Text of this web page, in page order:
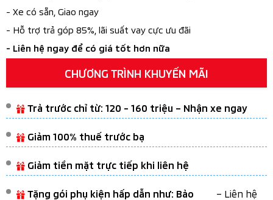
- Xe có sẵn, Giao ngay
- Hỗ trợ trả góp 85%, lãi suất vay cực ưu đãi
- Liên hệ ngay để có giá tốt hơn nữa
CHƯƠNG TRÌNH KHUYẾN MÃI
Trả trước chỉ từ: 120 - 160 triệu – Nhận xe ngay
Giảm 100% thuế trước bạ
Giảm tiền mặt trực tiếp khi liên hệ
Tặng gói phụ kiện hấp dẫn như: Bảo
– Liên hệ